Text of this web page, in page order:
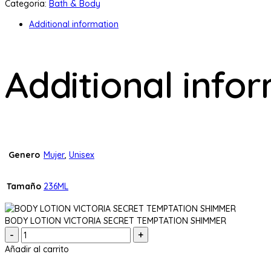
Categoria: Bath & Body
Additional information
Additional
Genero Mujer, Unisex
Tamaño 236ML
BODY LOTION VICTORIA SECRET TEMPTATION SHIMMER
Cantidad:
Añadir al carrito